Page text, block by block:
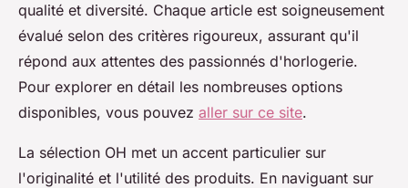
qualité et diversité. Chaque article est soigneusement
évalué selon des critères rigoureux, assurant qu'il
répond aux attentes des passionnés d'horlogerie.
Pour explorer en détail les nombreuses options
disponibles, vous pouvez aller sur ce site.
La sélection OH met un accent particulier sur
l'originalité et l'utilité des produits. En naviguant sur